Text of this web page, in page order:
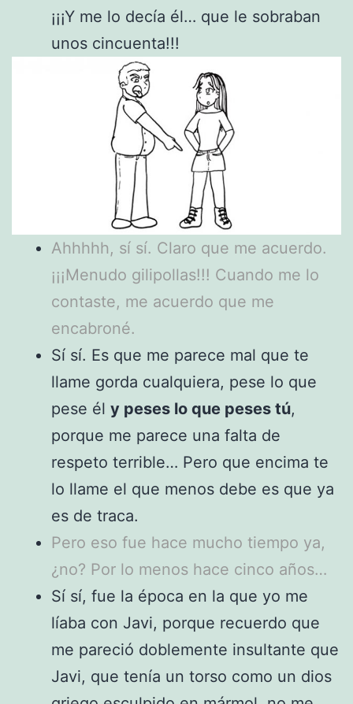
¡¡¡Y me lo decía él… que le sobraban
unos cincuenta!!!
Ahhhhh, sí sí. Claro que me acuerdo.
¡¡¡Menudo gilipollas!!! Cuando me lo
contaste, me acuerdo que me
encabroné.
Sí sí. Es que me parece mal que te
llame gorda cualquiera, pese lo que
pese él y peses lo que peses tú,
porque me parece una falta de
respeto terrible… Pero que encima te
lo llame el que menos debe es que ya
es de traca.
Pero eso fue hace mucho tiempo ya,
¿no? Por lo menos hace cinco años…
Sí sí, fue la época en la que yo me
líaba con Javi, porque recuerdo que
me pareció doblemente insultante que
Javi, que tenía un torso como un dios